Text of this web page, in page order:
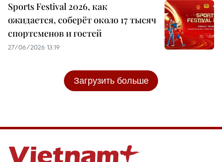
Sports Festival 2026, как
ожидается, соберёт около 17 тысяч
спортсменов и гостей
27/06/2026 13:19
Загрузить больше